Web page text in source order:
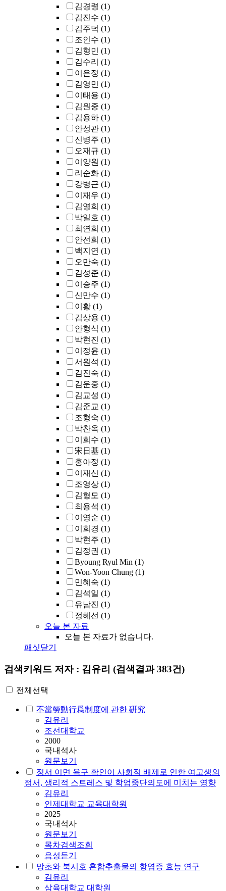
김경령 (1)
김진수 (1)
김주덕 (1)
조인수 (1)
김형민 (1)
김수리 (1)
이은정 (1)
김영민 (1)
이태용 (1)
김원중 (1)
김용하 (1)
안성관 (1)
신병주 (1)
오재규 (1)
이양원 (1)
리순화 (1)
강병근 (1)
이재우 (1)
김영희 (1)
박일호 (1)
최연희 (1)
안선희 (1)
백지연 (1)
오만숙 (1)
김성준 (1)
이승주 (1)
신만수 (1)
이황 (1)
김상용 (1)
안형식 (1)
박현진 (1)
이정윤 (1)
서원석 (1)
김진숙 (1)
김운중 (1)
김교성 (1)
김준교 (1)
조형숙 (1)
박찬옥 (1)
이희수 (1)
宋日基 (1)
홍아정 (1)
이재신 (1)
조영상 (1)
김형모 (1)
최용석 (1)
이영순 (1)
이희경 (1)
박현주 (1)
김정권 (1)
Byoung Ryul Min (1)
Won-Yoon Chung (1)
민혜숙 (1)
김석일 (1)
유남진 (1)
정혜선 (1)
오늘 본 자료
오늘 본 자료가 없습니다.
패싯닫기
검색키워드 저자 : 김유리 (검색결과 383건)
전체선택
不當勞動行爲制度에 관한 硏究
김유리
조선대학교
2000
국내석사
원문보기
정서 이면 욕구 확인이 사회적 배제로 인한 여고생의
정서, 생리적 스트레스 및 학업중단의도에 미치는 영향
김유리
인제대학교 교육대학원
2025
국내석사
원문보기
목차검색조회
음성듣기
망초와 북시호 혼합추출물의 항염증 효능 연구
김유리
삼육대학교 대학원